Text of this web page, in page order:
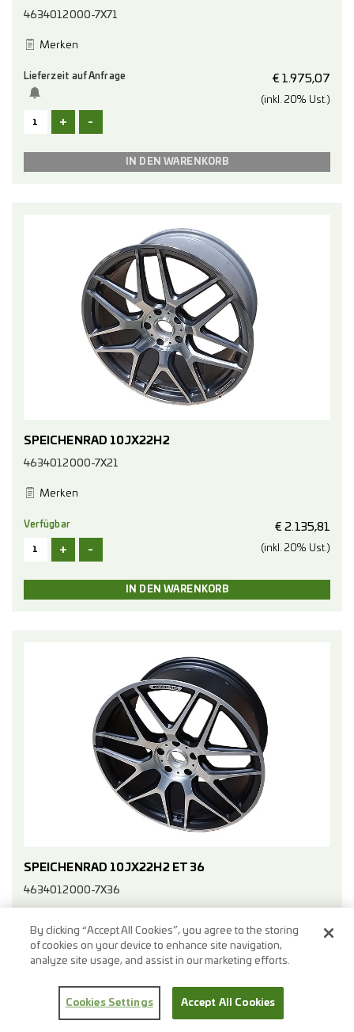
4634012000-7X71
Merken
€ 1.975,07
(inkl. 20% Ust.)
Lieferzeit auf Anfrage
+ -
SPEICHENRAD 10JX22H2
4634012000-7X21
Merken
€ 2.135,81
(inkl. 20% Ust.)
Verfügbar
+ -
SPEICHENRAD 10JX22H2 ET 36
4634012000-7X36
€
Verfügbar
By clicking “Accept All Cookies”, you agree to the storing
of cookies on your device to enhance site navigation,
analyze site usage, and assist in our marketing efforts.
Cookies Settings Accept All Cookies